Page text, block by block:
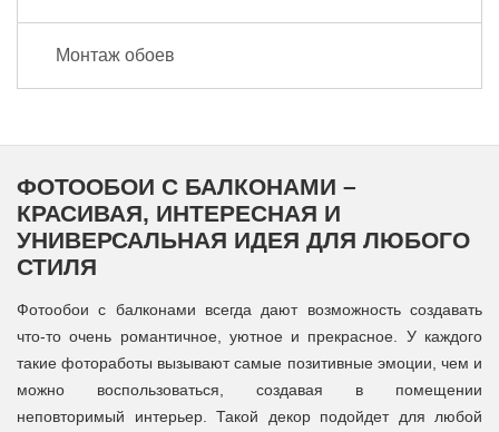
Монтаж обоев
ФОТООБОИ С БАЛКОНАМИ –
КРАСИВАЯ, ИНТЕРЕСНАЯ И
УНИВЕРСАЛЬНАЯ ИДЕЯ ДЛЯ ЛЮБОГО
СТИЛЯ
Фотообои с балконами всегда дают возможность создавать
что-то очень романтичное, уютное и прекрасное. У каждого
такие фотоработы вызывают самые позитивные эмоции, чем и
можно воспользоваться, создавая в помещении
неповторимый интерьер. Такой декор подойдет для любой